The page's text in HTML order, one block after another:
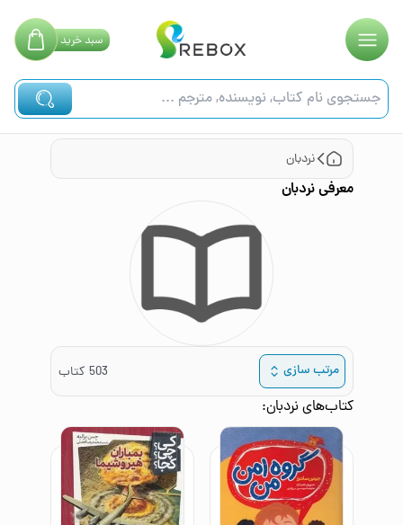
سبدخرید
نردبان
معرفینردبان
مرتب سازی 503 کتاب
کتاب‌های نردبان: